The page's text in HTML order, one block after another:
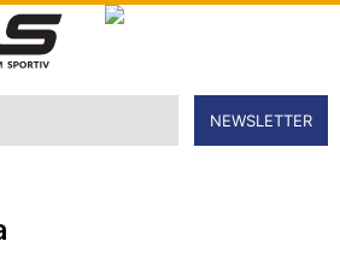
NEWSLETTER